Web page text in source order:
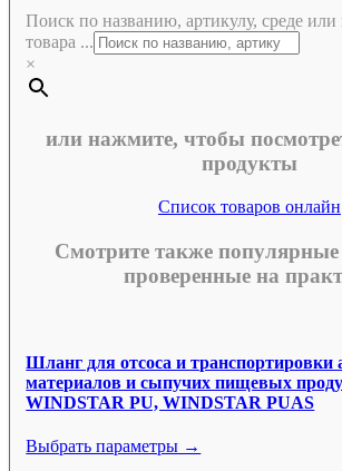
Поиск по названию, артикулу, среде или
товара ...
×
или нажмите, чтобы
продукты
Список товаров онлайн
Смотрите также
проверенные на
Шланг для отсоса и транспортировки
материалов и сыпучих пищевых
WINDSTAR PU, WINDSTAR PUAS
Выбрать параметры →